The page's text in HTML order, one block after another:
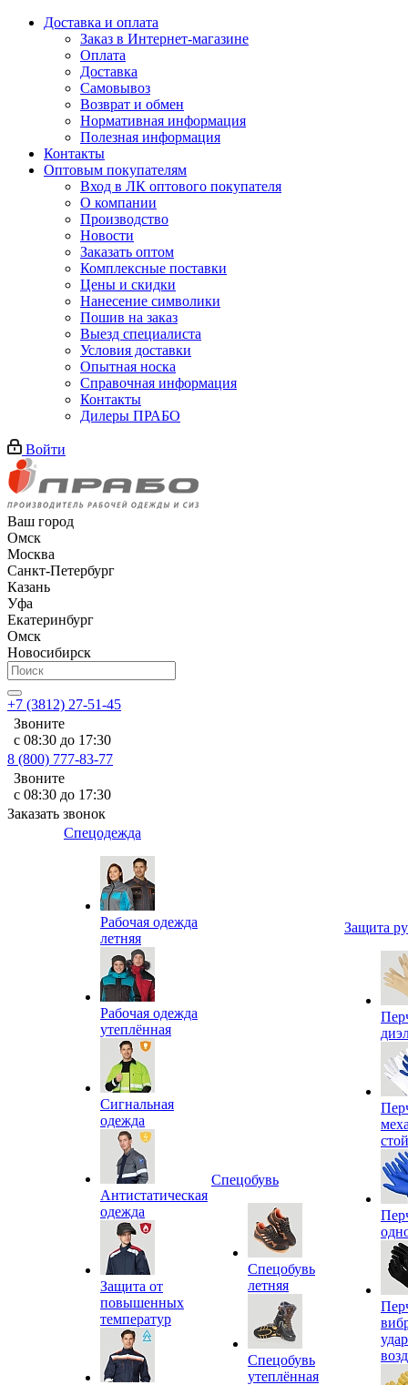
Доставка и оплата
Заказ в Интернет-магазине
Оплата
Доставка
Самовывоз
Возврат и обмен
Нормативная информация
Полезная информация
Контакты
Оптовым покупателям
Вход в ЛК оптового покупателя
О компании
Производство
Новости
Заказать оптом
Комплексные поставки
Цены и скидки
Нанесение символики
Пошив на заказ
Выезд специалиста
Условия доставки
Опытная носка
Справочная информация
Контакты
Дилеры ПРАБО
Войти
Ваш город
Омск
Москва
Санкт-Петербург
Казань
Уфа
Екатеринбург
Омск
Новосибирск
+7 (3812) 27-51-45
Звоните
с 08:30 до 17:30
8 (800) 777-83-77
Звоните
с 08:30 до 17:30
Заказать звонок
Спецодежда
Рабочая одежда
летняя
Рабочая одежда
утеплённая
Сигнальная
одежда
Антистатическая
одежда
Защита от
повышенных
температур
Спецобувь
Спецобувь
летняя
Спецобувь
утеплённая
Защита